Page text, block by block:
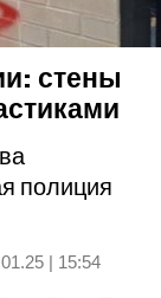
стены
полиция
| 15:54